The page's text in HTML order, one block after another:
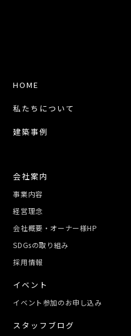
HOME
私たちについて
建築事例
会社案内
事業内容
経営理念
会社概要・オーナー様HP
SDGsの取り組み
採用情報
イベント
イベント参加のお申し込み
スタッフブログ